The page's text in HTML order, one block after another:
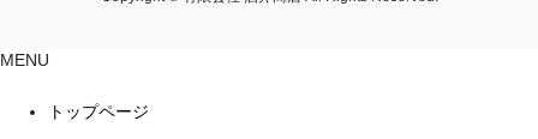
MENU
トップページ